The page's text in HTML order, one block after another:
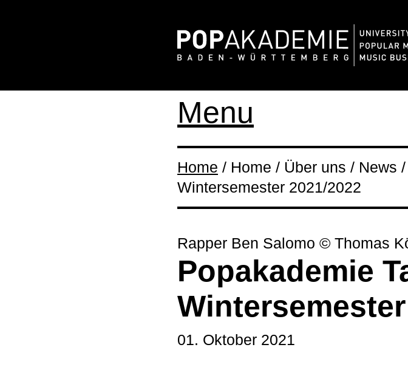
Menu
Home / Home / Über uns / News
Wintersemester 2021/2022
Rapper Ben Salomo © Thomas
Popakademie
01. Oktober 2021